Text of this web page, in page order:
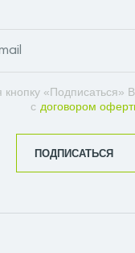
«Подписаться»
с договором
ПОДПИСАТЬСЯ